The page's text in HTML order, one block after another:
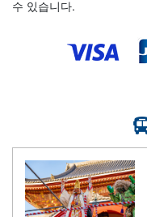
수 있습니다.